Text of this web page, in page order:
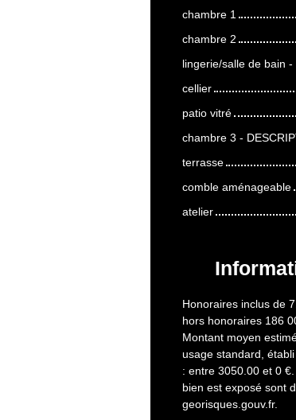
chambre 1
chambre 2
lingerie/salle de bain
cellier
patio vitré
chambre 3 -
terrasse
comble aménageable
atelier
Honoraires inclus de
hors honoraires 186
Montant moyen
usage standard,
: entre 3050.00 et 0
bien est exposé sont
georisques.gouv.fr.